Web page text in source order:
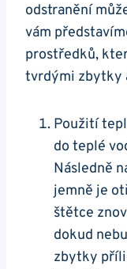
odstranění
vám
prostředků,
tvrdými zbytky
Použití
do teplé
Následně
jemně je
štětce
dokud‌
zbytky